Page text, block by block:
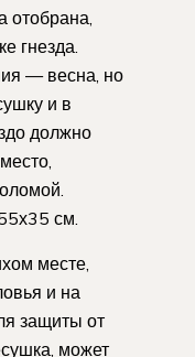
отобрана,
гнезда.
— весна, но
и в
должно
см.
месте,
и на
защиты от
может